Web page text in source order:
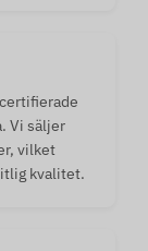
Vi säljer
vilket
kvalitet.